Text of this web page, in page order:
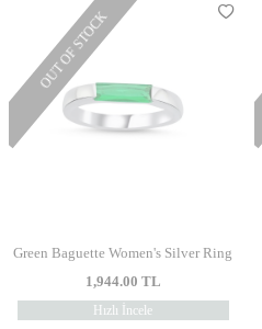
OUT OF STOCK
Green Baguette Women's Silver Ring
1,944.00 TL
Hızlı İncele